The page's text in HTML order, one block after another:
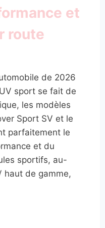
et
route
de 2026
sport se fait de
les modèles
Sport SV et le
parfaitement le
et du
sportifs, au-
haut de gamme,